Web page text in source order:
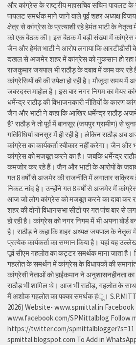
और कांग्रेस के राष्ट्रीय महासचिव सचिन पायलट
पायलट समर्थक माने जाने वाले पूर्व शहर अध्यक्ष
क्षेत्र से कांग्रेस के प्रत्याशी रहे हेमंत भाटी के
को एक बैठक की। इस बैठक में बड़ी संख्या में कांग्रेस के
जैन और हेमंत भाटी ने आरोप लगाया कि आरटीडीसी के
दखल से अजमेर शहर में कांग्रेस को नुकसान हो रहा
राजकुमार जयपाल भी राठौड़ के दबाव में काम कर रहे
कांग्रेसियों की की उपेक्षा हो रही है। मौजूदा समय
जबरदस्त माहोल है। इस बार नगर निगम का मेयर
धर्मेन्द्र राठौड़ की विभाजनकारी नीतियों के कारण
जैन और भाटी ने कहा कि आखिर धर्मेन्द्र राठौड़
हैै? राठौड़ ने तो पूर्व में बानसूर (जयपुर ग्रामीण) से
गतिविधियां बानसूर में ही रही है। लेकिन राठौड़
कांग्रेस का कार्यकर्ता स्वीकार नहीं करेगा। जैन और
कांग्रेस को मजबूत करने का है। जबकि धर्मेन्द्र
कमजोर कर रहे हैं। जैन और भाटी के आरोपों के जवाब
गत 8 वर्षों से अजमेर की राजनीति में लगातार
निकट नांद है। उन्होंने गत 8 वर्षों से अजमेर में
आज जो लोग कांग्रेस को मजबूत करने का दावा कर
शहर की दोनों विधानसभा सीटों पर गत पांच बार से
हो रही है। कांग्रेस को नगर निगम में भी अपना बोर्ड
है। राठौड़ ने कहा कि शहर अध्यक्ष जयपाल के
प्रत्येक कार्यकर्ता का सम्मान किया है। यहां यह
पूर्व सीएम गहलोत का कट्टर समर्थक माना जाता
गहलोत के समर्थन में कांग्रेस के विधायकों की
कांग्रेसी नेताओं को हाईकमान ने अनुशासनहीनता का
राठौड़ भी शामिल थे। आज भी राठौड़, गहलोत के
मैं अशोक गहलोत का पक्का समर्थक हंू।
2026) Website- www.spmittal.in Facebook
www.facebook.com/SPMittalblog Follow
https://twitter.com/spmittalblogger?s=11
spmittal.blogspot.com To Add in